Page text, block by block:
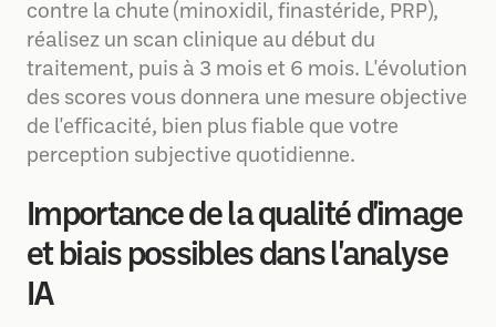
contre la chute (minoxidil, finastéride, PRP),
réalisez un scan clinique au début du
traitement, puis à 3 mois et 6 mois. L'évolution
des scores vous donnera une mesure objective
de l'efficacité, bien plus fiable que votre
perception subjective quotidienne.
Importance de la qualité d'image
et biais possibles dans l'analyse
IA